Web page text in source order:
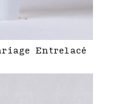
Entrelacé